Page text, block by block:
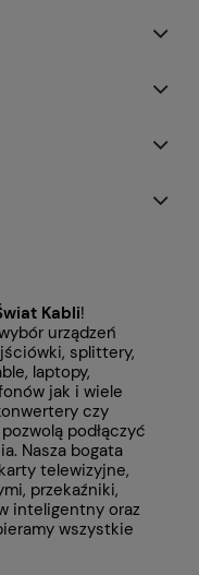
Kabli!
urządzeń
splittery,
laptopy,
jak i wiele
czy
podłączyć
Nasza bogata
telewizyjne,
przekaźniki,
inteligentny oraz
wszystkie